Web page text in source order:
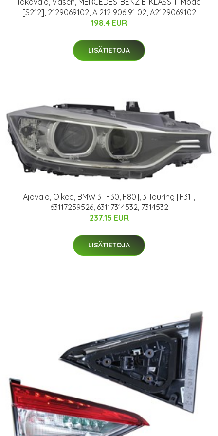
Takavalo, Vasen, MERCEDES-BENZ E-KLASS T-Model
[S212], 2129069102, A 212 906 91 02, A2129069102
198.4 EUR
LISÄTIETOJA
Ajovalo, Oikea, BMW 3 [F30, F80], 3 Touring [F31],
63117259526, 63117314532, 7314532
237.15 EUR
LISÄTIETOJA